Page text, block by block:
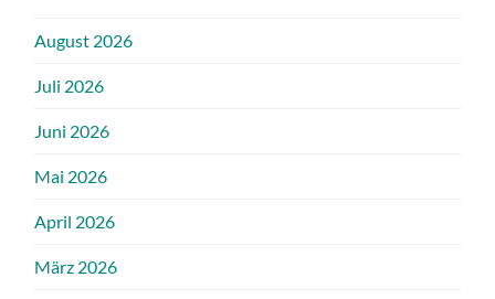
August 2026
Juli 2026
Juni 2026
Mai 2026
April 2026
März 2026